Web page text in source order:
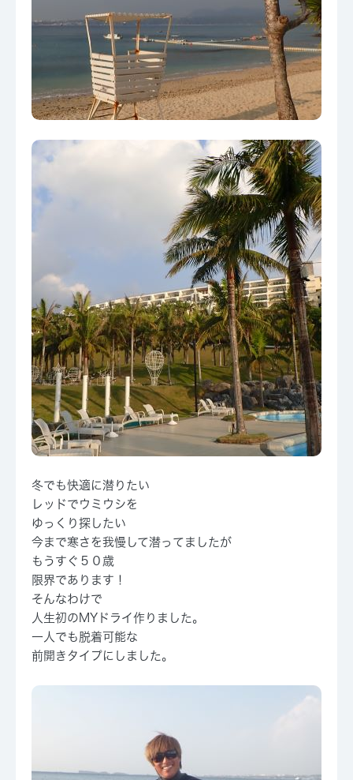
冬でも快適に潜りたい
レッドでウミウシを
ゆっくり探したい
今まで寒さを我慢して潜ってましたが
もうすぐ５０歳
限界であります！
そんなわけで
人生初のMYドライ作りました。
一人でも脱着可能な
前開きタイプにしました。